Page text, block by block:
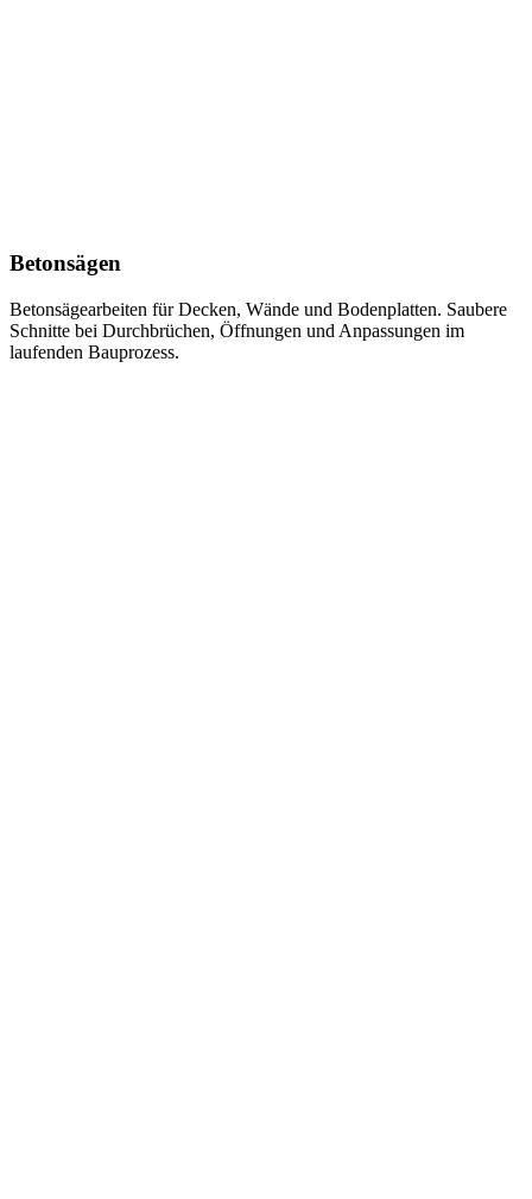
Betonsägen
Betonsägearbeiten für Decken, Wände und Bodenplatten. Saubere
Schnitte bei Durchbrüchen, Öffnungen und Anpassungen im
laufenden Bauprozess.